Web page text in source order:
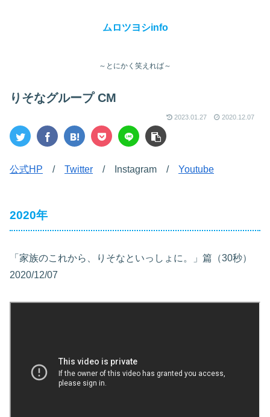
ムロツヨシinfo
～とにかく笑えれば～
りそなグループ CM
2023.01.27 2020.12.07
公式HP / Twitter / Instagram / Youtube
2020年
「家族のこれから、りそなといっしょに。」篇（30秒）
2020/12/07